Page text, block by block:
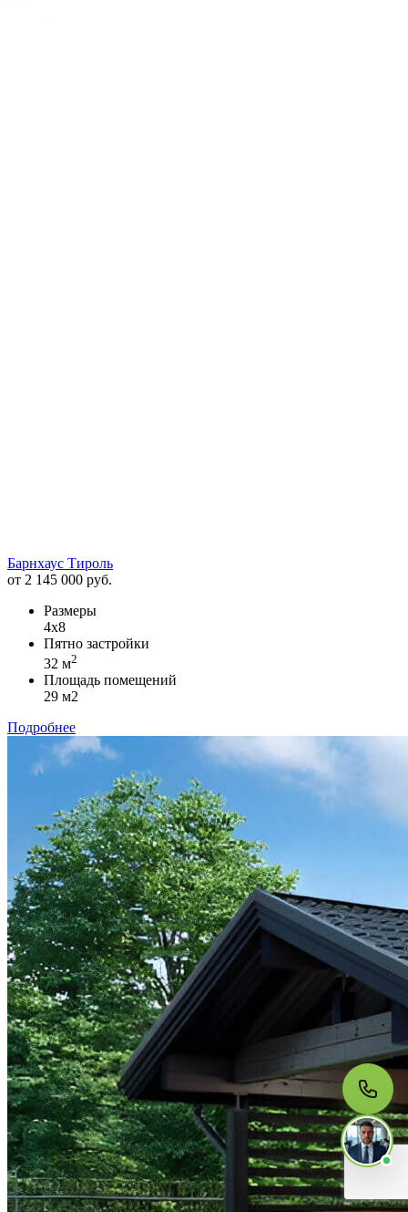
Барнхаус Тироль
от 2 145 000 руб.
Размеры
4х8
Пятно застройки
32 м2
Площадь помещений
29 м2
Подробнее
МЫ НА СВЯЗИ
Пишите нам
Онлайн · ответим за 5 минут
в рабочее время
Telegram